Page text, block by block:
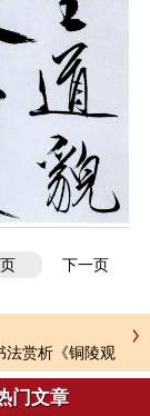
下一页
法赏析《铜陵观
门文章